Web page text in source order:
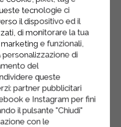
nutritionnelle.
thermiquement
le goût naturel tout
valeur
% lait italien.
à tous, sous
état de santé.
tecnologie ci
il dispositivo ed il
di monitorare la tua
e funzionali,
personalizzazione di
del
queste
partner pubblicitari
e Instagram per fini
il pulsante "Chiudi"
con le